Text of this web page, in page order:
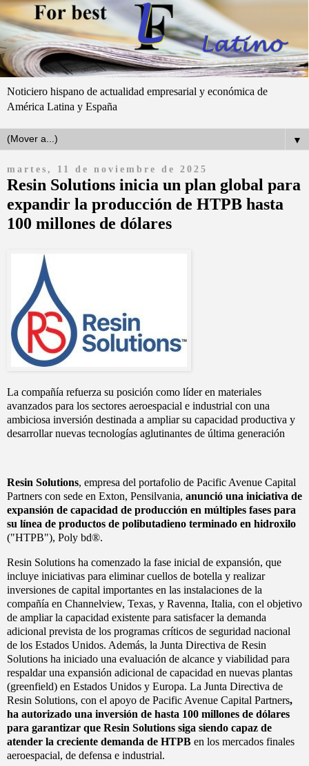
Noticiero hispano de actualidad empresarial y económica de
América Latina y España
▼
martes, 11 de noviembre de 2025
Resin Solutions inicia un plan global para
expandir la producción de HTPB hasta
100 millones de dólares
La compañía refuerza su posición como líder en materiales
avanzados para los sectores aeroespacial e industrial con una
ambiciosa inversión destinada a ampliar su capacidad productiva y
desarrollar nuevas tecnologías aglutinantes de última generación
Resin Solutions, empresa del portafolio de Pacific Avenue Capital
Partners con sede en Exton, Pensilvania, anunció una iniciativa de
expansión de capacidad de producción en múltiples fases para
su línea de productos de polibutadieno terminado en hidroxilo
("HTPB"), Poly bd®.
Resin Solutions ha comenzado la fase inicial de expansión, que
incluye iniciativas para eliminar cuellos de botella y realizar
inversiones de capital importantes en las instalaciones de la
compañía en Channelview, Texas, y Ravenna, Italia, con el objetivo
de ampliar la capacidad existente para satisfacer la demanda
adicional prevista de los programas críticos de seguridad nacional
de los Estados Unidos. Además, la Junta Directiva de Resin
Solutions ha iniciado una evaluación de alcance y viabilidad para
respaldar una expansión adicional de capacidad en nuevas plantas
(greenfield) en Estados Unidos y Europa. La Junta Directiva de
Resin Solutions, con el apoyo de Pacific Avenue Capital Partners,
ha autorizado una inversión de hasta 100 millones de dólares
para garantizar que Resin Solutions siga siendo capaz de
atender la creciente demanda de HTPB en los mercados finales
aeroespacial, de defensa e industrial.